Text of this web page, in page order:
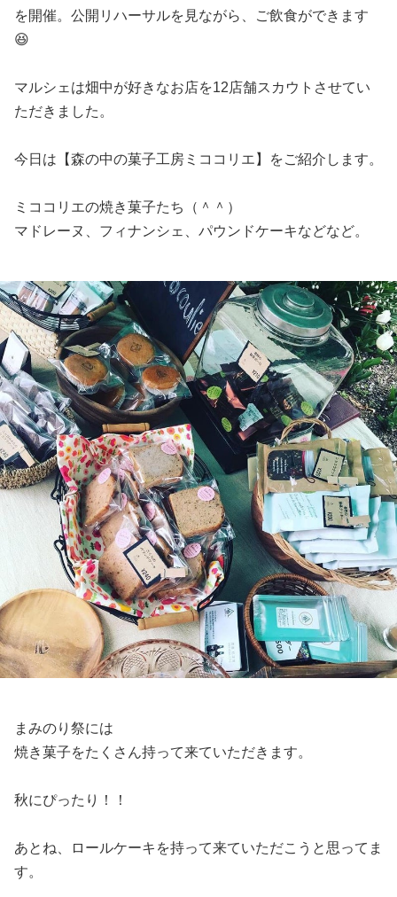
を開催。公開リハーサルを見ながら、ご飲食ができます
😆
マルシェは畑中が好きなお店を12店舗スカウトさせてい
ただきました。
今日は【森の中の菓子工房ミココリエ】をご紹介します。
ミココリエの焼き菓子たち（＾＾）
マドレーヌ、フィナンシェ、パウンドケーキなどなど。
まみのり祭には
焼き菓子をたくさん持って来ていただきます。
秋にぴったり！！
あとね、ロールケーキを持って来ていただこうと思ってま
す。